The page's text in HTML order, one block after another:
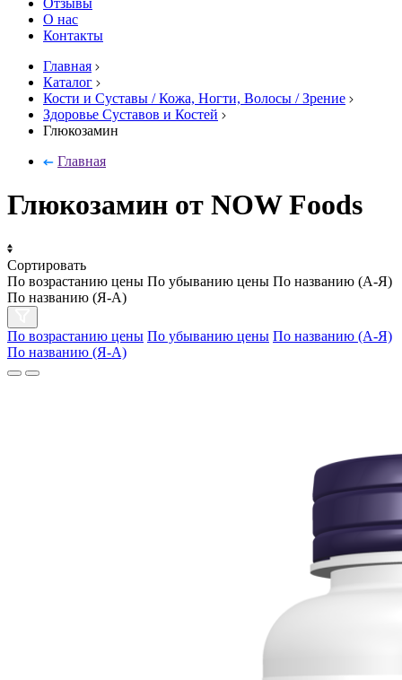
Отзывы
О нас
Контакты
Главная
Каталог
Кости и Суставы / Кожа, Ногти, Волосы / Зрение
Здоровье Суставов и Костей
Глюкозамин
Главная
Глюкозамин от NOW Foods
Сортировать
По возрастанию цены По убыванию цены По названию (А-Я)
По названию (Я-А)
По возрастанию цены По убыванию цены По названию (А-Я)
По названию (Я-А)